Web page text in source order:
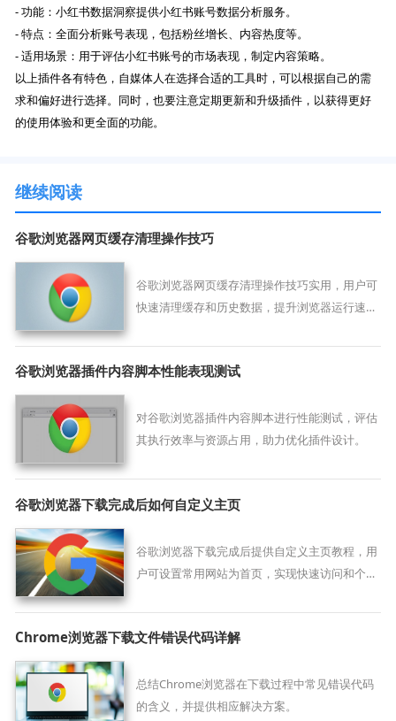
- 功能：小红书数据洞察提供小红书账号数据分析服务。
- 特点：全面分析账号表现，包括粉丝增长、内容热度等。
- 适用场景：用于评估小红书账号的市场表现，制定内容策略。
以上插件各有特色，自媒体人在选择合适的工具时，可以根据自己的需
求和偏好进行选择。同时，也要注意定期更新和升级插件，以获得更好
的使用体验和更全面的功能。
继续阅读
谷歌浏览器网页缓存清理操作技巧
谷歌浏览器网页缓存清理操作技巧实用，用户可
快速清理缓存和历史数据，提升浏览器运行速度
谷歌浏览器插件内容脚本性能表现测试
对谷歌浏览器插件内容脚本进行性能测试，评估
其执行效率与资源占用，助力优化插件设计。
谷歌浏览器下载完成后如何自定义主页
谷歌浏览器下载完成后提供自定义主页教程，用
户可设置常用网站为首页，实现快速访问和个性
Chrome浏览器下载文件错误代码详解
总结Chrome浏览器在下载过程中常见错误代码
的含义，并提供相应解决方案。